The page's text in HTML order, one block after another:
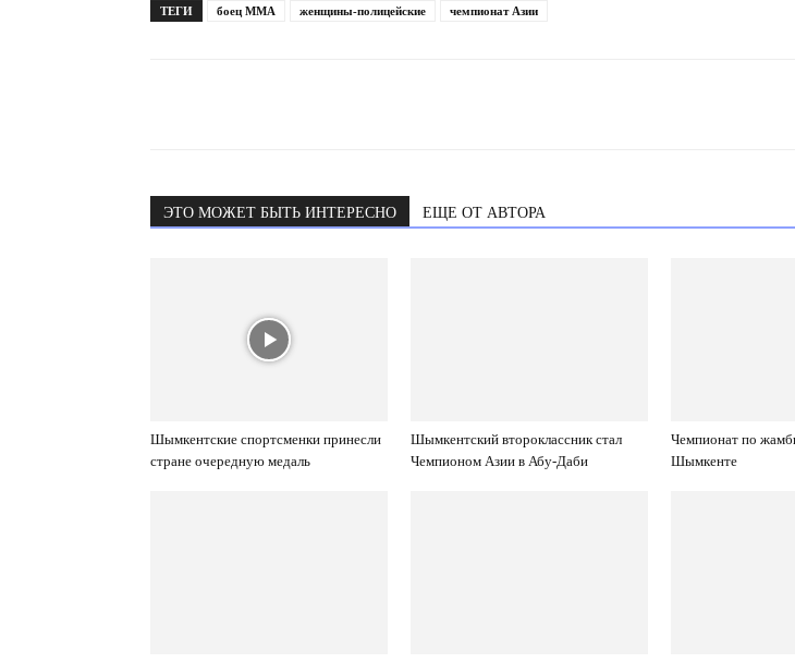
ТЕГИ боец ММА женщины-полицейские чемпионат Азии
ЭТО МОЖЕТ БЫТЬ ИНТЕРЕСНО ЕЩЕ ОТ АВТОРА
Шымкентские спортсменки принесли
стране очередную медаль
Шымкентский второклассник стал
Чемпионом Азии в Абу-Даби
Чемпионат по
Шымкенте